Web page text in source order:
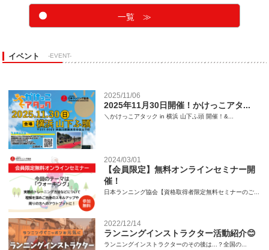
一覧 ≫
イベント -EVENT-
2025/11/06
2025年11月30日開催！かけっこアタ...
＼かけっこアタック in 横浜 山下ふ頭 開催！&...
2024/03/01
【会員限定】無料オンラインセミナー開
催！
日本ランニング協会【資格取得者限定無料セミナーのご...
2022/12/14
ランニングインストラクター活動紹介😊
ランニングインストラクターのその後は...？全国の...